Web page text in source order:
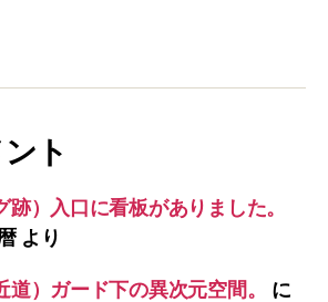
ト
跡）入口に看板がありました。
より
）ガード下の異次元空間。
に